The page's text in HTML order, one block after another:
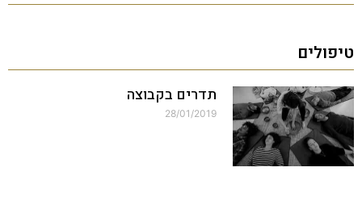
טיפולים
תדרים בקבוצה
28/01/2019